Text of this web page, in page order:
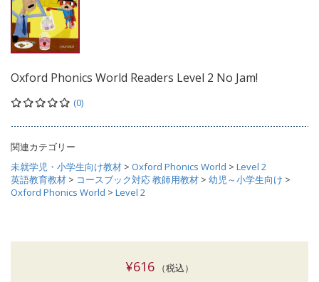
Oxford Phonics World Readers Level 2 No Jam!
(0)
関連カテゴリー
未就学児・小学生向け教材 > Oxford Phonics World > Level 2
英語教育教材 > コースブック対応 教師用教材 > 幼児～小学生向け >
Oxford Phonics World > Level 2
¥616 （税込）